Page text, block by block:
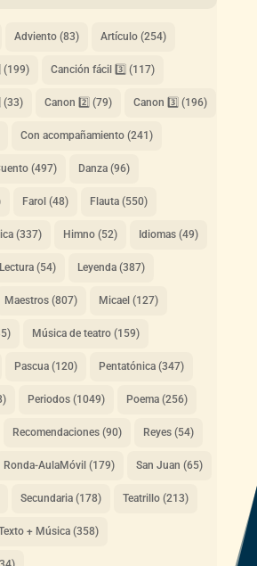
Adviento(83) Artículo(254)
(199) Canción fácil 3️⃣ (117)
(33) Canon 2️⃣ (79) Canon 3️⃣ (196)
Con acompañamiento(241)
(497) Danza(96)
Farol (48) Flauta(550)
(337) Himno(52) Idiomas(49)
Lectura(54) Leyenda(387)
Maestros(807) Micael (127)
Música de teatro(159)
Pascua(120) Pentatónica(347)
Periodos(1049) Poema(256)
Recomendaciones(90) Reyes(54)
Ronda-AulaMóvil (179) San Juan (65)
Secundaria(178) Teatrillo(213)
+ Música(358)